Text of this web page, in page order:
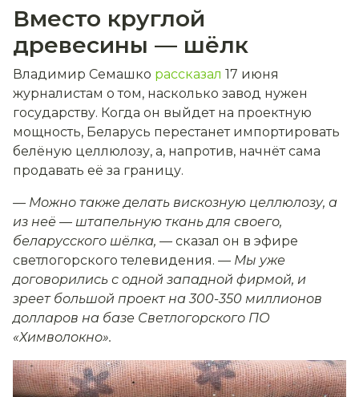
Вместо круглой
древесины — шёлк
Владимир Семашко рассказал 17 июня
журналистам о том, насколько завод нужен
государству. Когда он выйдет на проектную
мощность, Беларусь перестанет импортировать
белёную целлюлозу, а, напротив, начнёт сама
продавать её за границу.
— Можно также делать вискозную целлюлозу, а
из неё — штапельную ткань для своего,
беларусского шёлка, — сказал он в эфире
светлогорского телевидения. — Мы уже
договорились с одной западной фирмой, и
зреет большой проект на 300-350 миллионов
долларов на базе Светлогорского ПО
«Химволокно».